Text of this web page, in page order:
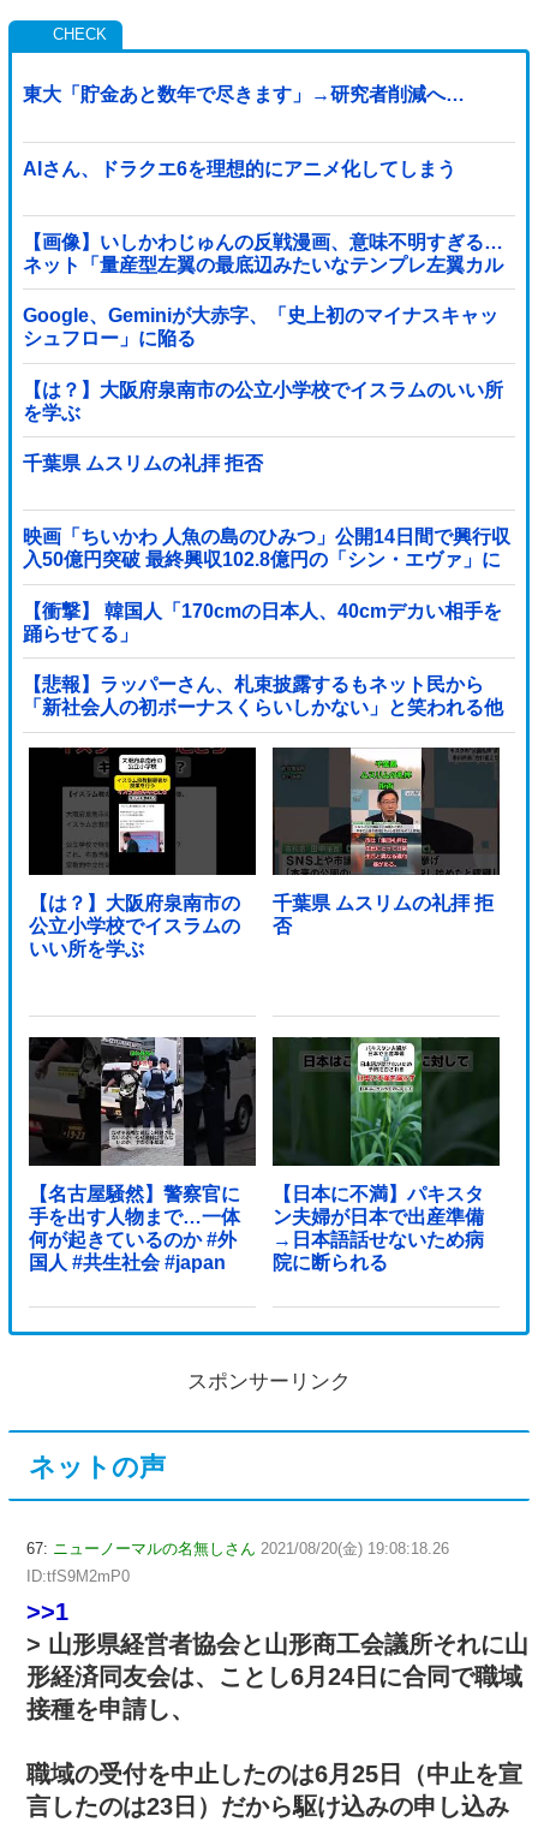
東大「貯金あと数年で尽きます」→研究者削減へ…
AIさん、ドラクエ6を理想的にアニメ化してしまう
【画像】いしかわじゅんの反戦漫画、意味不明すぎる…
ネット「量産型左翼の最底辺みたいなテンプレ左翼カル
ト陰謀妄想漫画しか描けなくなってる」
Google、Geminiが大赤字、「史上初のマイナスキャッ
シュフロー」に陥る
【は？】大阪府泉南市の公立小学校でイスラムのいい所
を学ぶ
千葉県 ムスリムの礼拝 拒否
映画「ちいかわ 人魚の島のひみつ」公開14日間で興行収
入50億円突破 最終興収102.8億円の「シン・エヴァ」に
並ぶペース
【衝撃】 韓国人「170cmの日本人、40cmデカい相手を
踊らせてる」
【悲報】ラッパーさん、札束披露するもネット民から
「新社会人の初ボーナスくらいしかない」と笑われる他
【は？】大阪府泉南市の
公立小学校でイスラムの
いい所を学ぶ
千葉県 ムスリムの礼拝 拒
否
【名古屋騒然】警察官に
手を出す人物まで…一体
何が起きているのか #外
国人 #共生社会 #japan
【日本に不満】パキスタ
ン夫婦が日本で出産準備
→日本語話せないため病
院に断られる
スポンサーリンク
ネットの声
67: ニューノーマルの名無しさん 2021/08/20(金) 19:08:18.26
ID:tfS9M2mP0
>>1
> 山形県経営者協会と山形商工会議所それに山
形経済同友会は、ことし6月24日に合同で職域
接種を申請し、
職域の受付を中止したのは6月25日（中止を宣
言したのは23日）だから駆け込みの申し込み